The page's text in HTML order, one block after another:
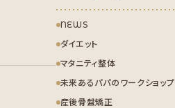
NEWS
ダイエット
マタニティ整体
未来あるパパのワークショップ
産後骨盤矯正